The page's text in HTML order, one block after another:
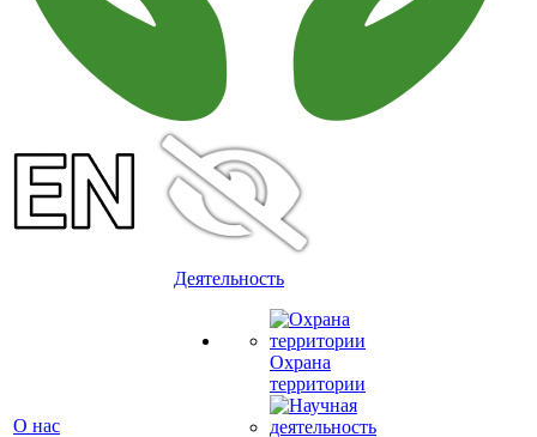
О нас
Деятельность
Охрана
территории